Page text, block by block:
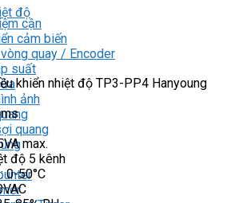
cận
cảm biến
quay / Encoder
suất
ảnh
quang
độ
khiển nhiệt độ TP3-PP4 Hanyoung
max.
độ 5 kênh
0-50°C